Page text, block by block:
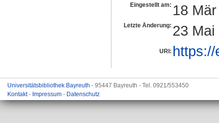
Eingestellt am: 18
Letzte Änderung: 23 Mai
URI:
Universitätsbibliothek Bayreuth - 95447 Bayreuth - Tel. 0921/553450
Kontakt- Impressum - Datenschutz